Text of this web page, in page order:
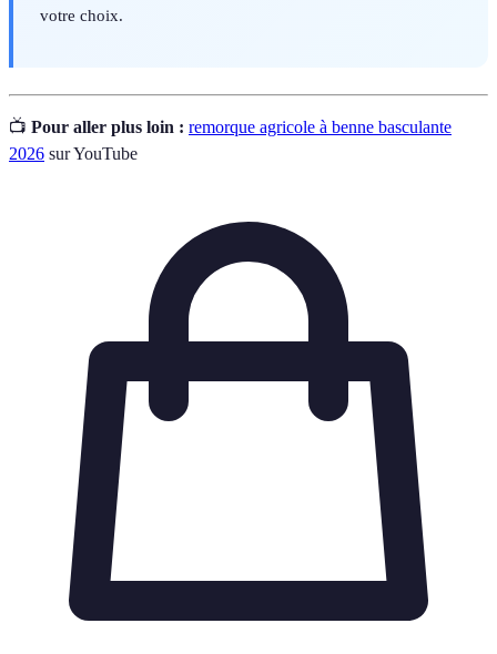
votre choix.
📺 Pour aller plus loin : remorque agricole à benne basculante
2026 sur YouTube